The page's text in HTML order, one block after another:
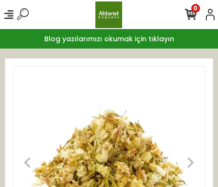
Blog yazılarımızı okumak için tıklayın
0